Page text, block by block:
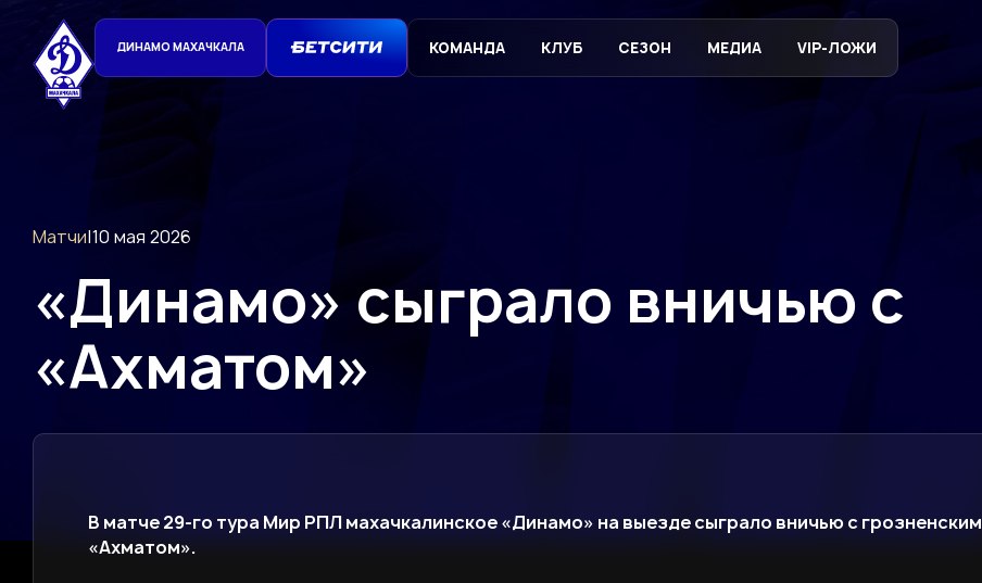
ДИНАМО МАХАЧКАЛА КОМАНДА КЛУБ СЕЗОН МЕДИА VIP-ЛОЖИ
Матчи|10 мая 2026
«Динамо» сыграло вничью с
«Ахматом»
В матче 29-го тура Мир РПЛ махачкалинское «Динамо» на выезде сыграло вничью с грозненским
«Ахматом».